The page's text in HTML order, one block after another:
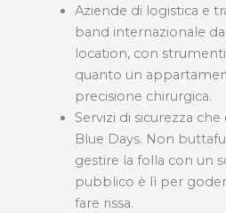
Aziende di logistica e
band internazionale
location, con
quanto un
precisione chirurgica.
Servizi di sicurezza
Blue Days. Non
gestire la folla con un
pubblico è lì per
fare rissa.